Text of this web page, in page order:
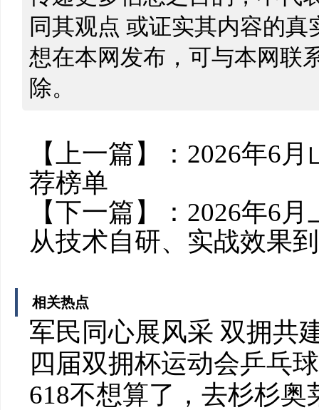
同其观点 或证实其内容的
想在本网发布，可与本网联
除。
【上一篇】： 2026年6
荐榜单
【下一篇】： 2026年6
从技术自研、实战效果
相关热点
军民同心展风采 双拥共
四届双拥杯运动会乒乓
618不想算了，去杉杉